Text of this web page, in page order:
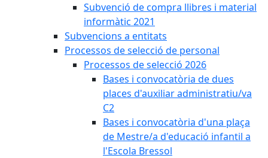
Subvenció de compra llibres i material
informàtic 2021
Subvencions a entitats
Processos de selecció de personal
Processos de selecció 2026
Bases i convocatòria de dues
places d'auxiliar administratiu/va
C2
Bases i convocatòria d'una plaça
de Mestre/a d'educació infantil a
l'Escola Bressol